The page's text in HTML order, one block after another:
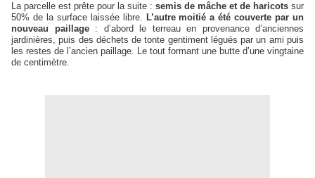
La parcelle est prête pour la suite : semis de mâche et de haricots sur
50% de la surface laissée libre. L’autre moitié a été couverte par un
nouveau paillage: d’abord le terreau en provenance d’anciennes
jardinières, puis des déchets de tonte gentiment légués par un ami puis
les restes de l’ancien paillage. Le tout formant une butte d’une vingtaine
de centimètre.